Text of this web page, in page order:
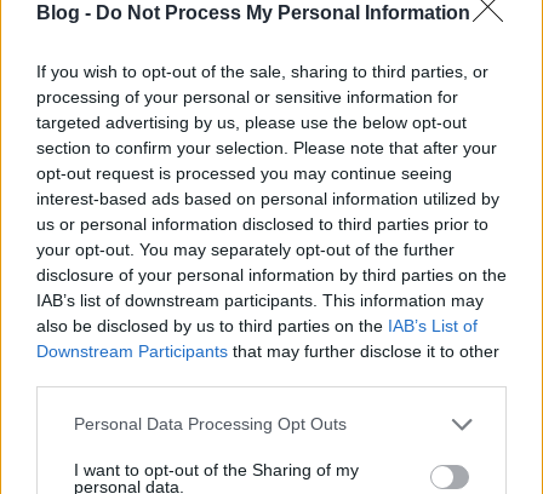
Blog - Do Not Process My Personal Information
If you wish to opt-out of the sale, sharing to third parties, or
processing of your personal or sensitive information for
targeted advertising by us, please use the below opt-out
section to confirm your selection. Please note that after your
opt-out request is processed you may continue seeing
interest-based ads based on personal information utilized by
us or personal information disclosed to third parties prior to
your opt-out. You may separately opt-out of the further
disclosure of your personal information by third parties on the
IAB’s list of downstream participants. This information may
also be disclosed by us to third parties on the IAB’s List of
Downstream Participants that may further disclose it to other
Please note that this website/app uses one or more Google
not limited to your visit or usage behaviour. You may click to
Personal Data Processing Opt Outs
I want to opt-out of the Sharing of my
personal data.
szórakozásról, és sportról, és ismerkedésről
Persze tudom, mindez nagyon utópisztikus, és azt is,
hogy ilyenekről írtak már sokan, sok író megírta
nemcsak a disztópiáját, de utópiáját is. És persze azt
is tudom, ahogy az emberi értékrendek relatívak,
nem mindenki súlyozná pont ilyen módon az
érdemeket.
És végül az, hogy a világunk nem ilyen, hogy a
világunk csak az a közepes világ, amelyet ismerünk,
nem taglóz le végletesen. Legalábbis nincs arról szó,
hogy öngyilkos akarnék lenni, vagy alapjában
boldogtalan vagyok ebben a világban. Arról igen,
hogy csalódott vagyok, arról szó van, hogy néha
kevésbé látom a dolgoknak értelmét. Arról szó van,
hogy én el tudnék sok mindent képzelni, és ehhez